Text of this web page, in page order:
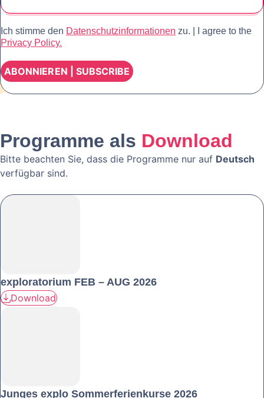
Ich stimme den Datenschutzinformationen zu. | I agree to the
Privacy Policy.
Programme als Download
Bitte beachten Sie, dass die Programme nur auf Deutsch
verfügbar sind.
exploratorium FEB – AUG 2026
Download
Junges explo Sommerferienkurse 2026